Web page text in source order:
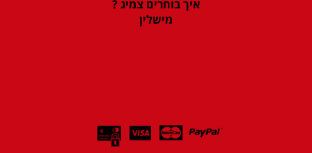
איך בוחרים צמיג ?
מישלין